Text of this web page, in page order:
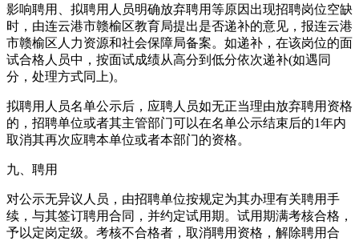
影响聘用、拟聘用人员明确放弃聘用等原因出现招聘岗位空缺
时，由连云港市赣榆区教育局提出是否递补的意见，报连云港
市赣榆区人力资源和社会保障局备案。如递补，在该岗位的面
试合格人员中，按面试成绩从高分到低分依次递补(如遇同
分，处理方式同上)。
拟聘用人员名单公示后，应聘人员如无正当理由放弃聘用资格
的，招聘单位或者其主管部门可以在名单公示结束后的1年内
取消其再次应聘本单位或者本部门的资格。
九、聘用
对公示无异议人员，由招聘单位按规定为其办理有关聘用手
续，与其签订聘用合同，并约定试用期。试用期满考核合格，
予以定岗定级。考核不合格者，取消聘用资格，解除聘用合